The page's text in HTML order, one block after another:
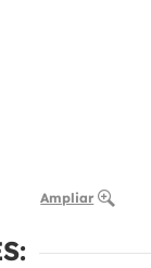
Ampliar